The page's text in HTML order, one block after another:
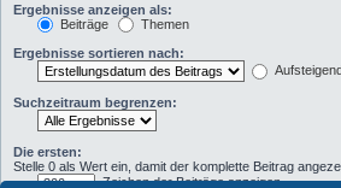
Ergebnisse anzeigen als:
Beiträge
Themen
Ergebnisse sortieren nach:
Aufsteigend
Suchzeitraum begrenzen:
Die ersten:
Stelle 0 als Wert ein, damit der komplette Beitrag
Zeichen der Beiträge anzeigen